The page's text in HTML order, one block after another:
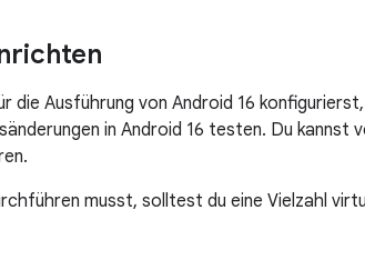
die Ausführung von Android 16
in Android 16 testen. Du kannst
musst, solltest du eine Vielzahl